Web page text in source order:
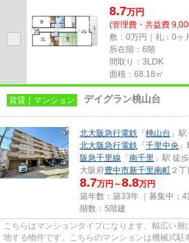
8.7万円
(管理費・共益費
敷：0万円｜礼：0ヶ
所在階：6階
間取り：3LDK
面積：68.18㎡
賃貸｜マンション デイグラン桃山台
北大阪急行電鉄 「 桃山台 」
北大阪急行電鉄 「 千里中央
阪急千里線 「 南千里 」駅 徒
大阪府豊中市新千里南町 ２
8.7万円～8.8万円
築年数：築33年 ｜募集中： 4
階数：5階建
こちらはマンションタイプになります。幅広い
地する物件です。こちらのマンションは機械式駐